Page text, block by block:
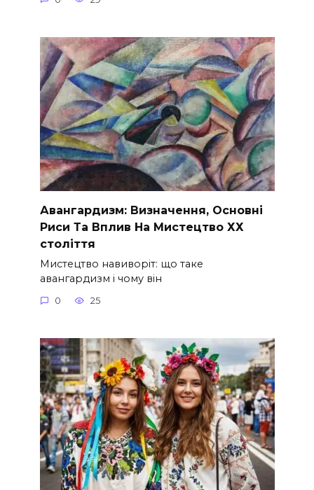
Авангардизм: Визначення, Основні
Риси Та Вплив На Мистецтво ХХ
століття
Мистецтво навиворіт: що таке
авангардизм і чому він
0 25